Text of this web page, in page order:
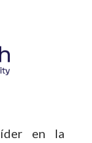
en la